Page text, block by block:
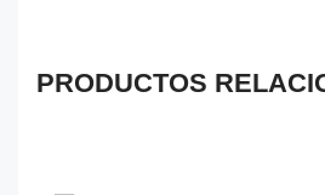
PRODUCTOS